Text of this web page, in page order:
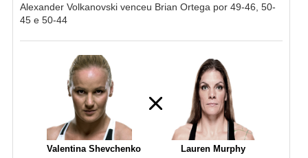
Alexander Volkanovski venceu Brian Ortega por 49-46, 50-
45 e 50-44
Valentina Shevchenko Lauren Murphy